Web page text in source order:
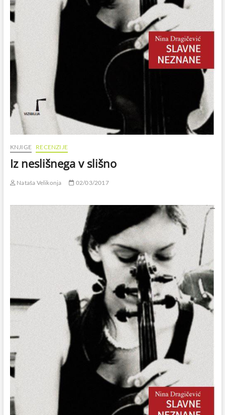
KNJIGE RECENZIJE
Iz neslišnega v slišno
Nataša Velikonja 02/03/2017